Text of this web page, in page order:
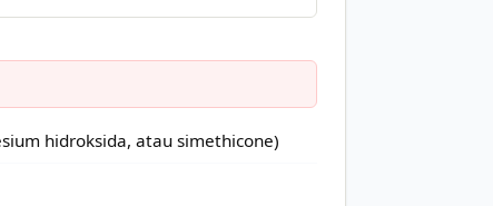
hidroksida, atau simethicone)